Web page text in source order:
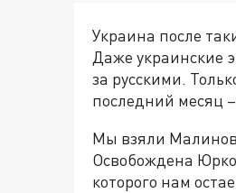
Украина после
Даже украинские
за русскими.
последний месяц
Мы взяли
Освобождена
которого нам